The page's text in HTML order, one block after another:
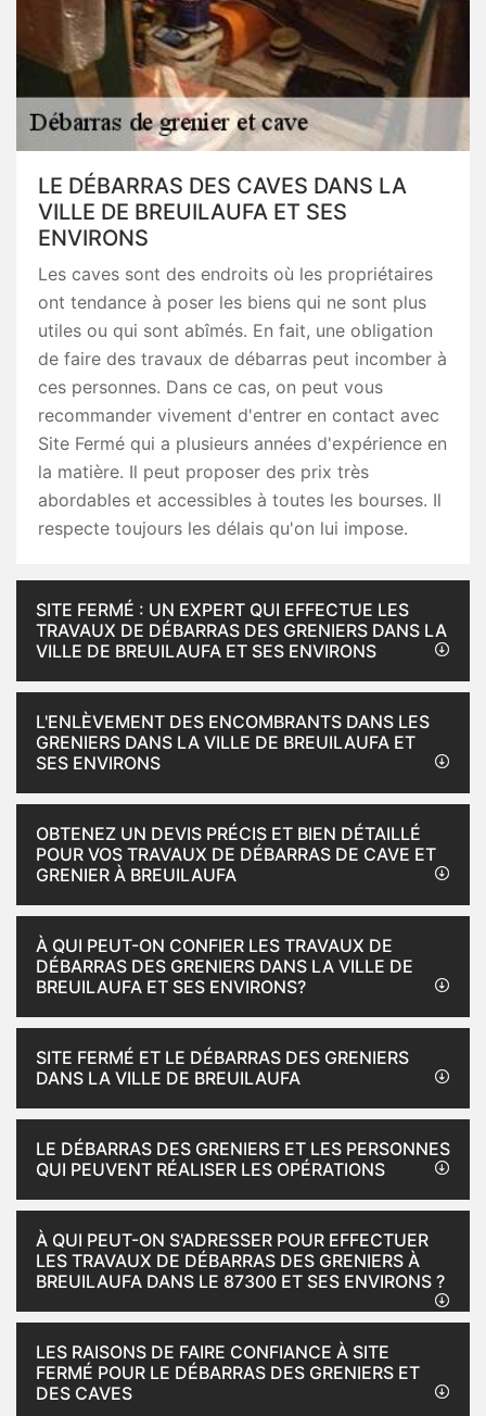
LE DÉBARRAS DES CAVES DANS LA
VILLE DE BREUILAUFA ET SES
ENVIRONS
Les caves sont des endroits où les propriétaires
ont tendance à poser les biens qui ne sont plus
utiles ou qui sont abîmés. En fait, une obligation
de faire des travaux de débarras peut incomber à
ces personnes. Dans ce cas, on peut vous
recommander vivement d'entrer en contact avec
Site Fermé qui a plusieurs années d'expérience en
la matière. Il peut proposer des prix très
abordables et accessibles à toutes les bourses. Il
respecte toujours les délais qu'on lui impose.
SITE FERMÉ : UN EXPERT QUI EFFECTUE LES
TRAVAUX DE DÉBARRAS DES GRENIERS DANS LA
VILLE DE BREUILAUFA ET SES ENVIRONS
L'ENLÈVEMENT DES ENCOMBRANTS DANS LES
GRENIERS DANS LA VILLE DE BREUILAUFA ET
SES ENVIRONS
OBTENEZ UN DEVIS PRÉCIS ET BIEN DÉTAILLÉ
POUR VOS TRAVAUX DE DÉBARRAS DE CAVE ET
GRENIER À BREUILAUFA
À QUI PEUT-ON CONFIER LES TRAVAUX DE
DÉBARRAS DES GRENIERS DANS LA VILLE DE
BREUILAUFA ET SES ENVIRONS?
SITE FERMÉ ET LE DÉBARRAS DES GRENIERS
DANS LA VILLE DE BREUILAUFA
LE DÉBARRAS DES GRENIERS ET LES PERSONNES
QUI PEUVENT RÉALISER LES OPÉRATIONS
À QUI PEUT-ON S'ADRESSER POUR EFFECTUER
LES TRAVAUX DE DÉBARRAS DES GRENIERS À
BREUILAUFA DANS LE 87300 ET SES ENVIRONS ?
LES RAISONS DE FAIRE CONFIANCE À SITE
FERMÉ POUR LE DÉBARRAS DES GRENIERS ET
DES CAVES